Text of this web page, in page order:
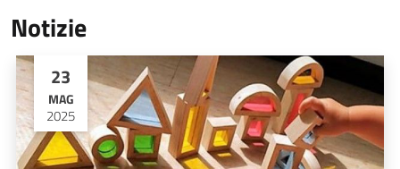
Notizie
23
MAG
2025